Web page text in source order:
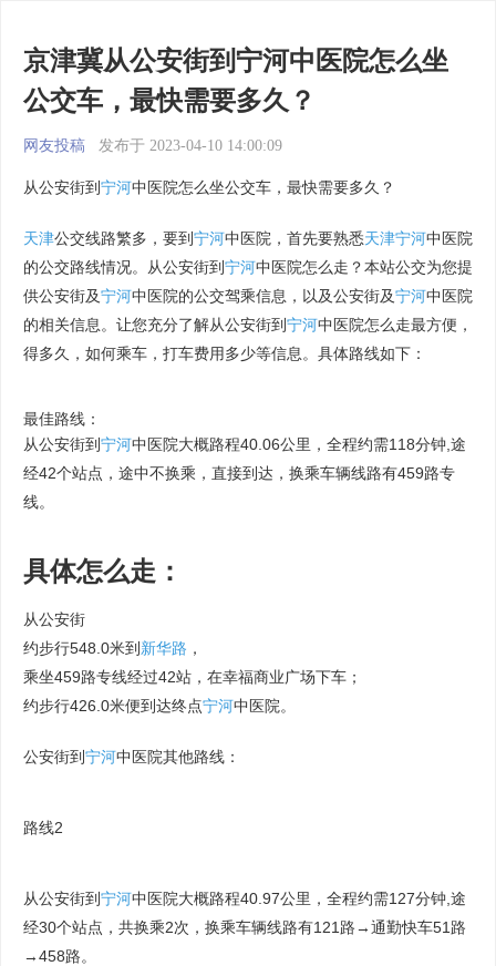
京津冀从公安街到宁河中医院怎么坐
公交车，最快需要多久？
网友投稿 发布于 2023-04-10 14:00:09
从公安街到宁河中医院怎么坐公交车，最快需要多久？
天津公交线路繁多，要到宁河中医院，首先要熟悉天津宁河中医院
的公交路线情况。从公安街到宁河中医院怎么走？本站公交为您提
供公安街及宁河中医院的公交驾乘信息，以及公安街及宁河中医院
的相关信息。让您充分了解从公安街到宁河中医院怎么走最方便，
得多久，如何乘车，打车费用多少等信息。具体路线如下：
最佳路线：
从公安街到宁河中医院大概路程40.06公里，全程约需118分钟,途
经42个站点，途中不换乘，直接到达，换乘车辆线路有459路专
线。
具体怎么走：
从公安街
约步行548.0米到 新华路 ，
乘坐459路专线经过42站，在幸福商业广场下车；
约步行426.0米便到达终点宁河中医院。
公安街到宁河中医院其他路线：
路线2
从公安街到宁河中医院大概路程40.97公里，全程约需127分钟,途
经30个站点，共换乘2次，换乘车辆线路有121路→通勤快车51路
→458路。